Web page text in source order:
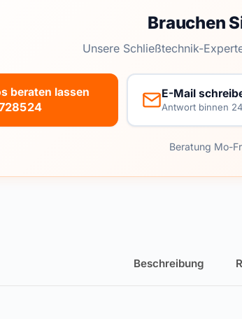
Brauchen
Unsere Schließtechnik-
beraten lassen E-Mail
Antwort binnen
Beratung Mo-
Beschreibung